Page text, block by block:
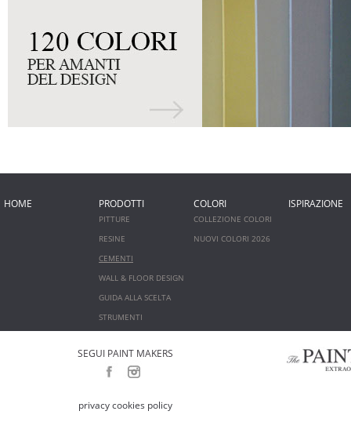
HOME PRODOTTI
PITTURE
RESINE
CEMENTI
WALL & FLOOR DESIGN
GUIDA ALLA SCELTA
STRUMENTI
COLORI
COLLEZIONE COLORI
NUOVI COLORI 2026
ISPIRAZIONE
SEGUI PAINT MAKERS
privacy cookies policy